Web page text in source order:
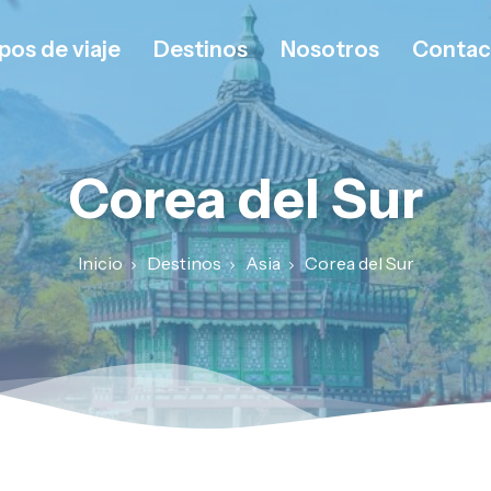
de viaje Destinos Nosotros
Corea del Sur
Inicio Destinos Asia Corea del Sur